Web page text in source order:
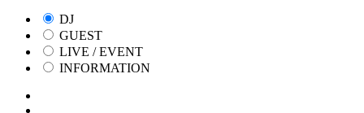
DJ
GUEST
LIVE / EVENT
INFORMATION